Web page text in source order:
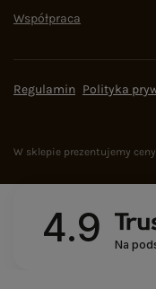
Współpraca
Regulamin Polityka
W sklepie prezentujemy
4.9 Na